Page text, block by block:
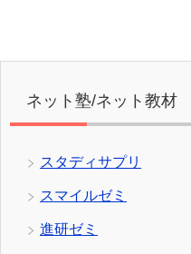
ネット塾/ネット教材
スタディサプリ
スマイルゼミ
進研ゼミ